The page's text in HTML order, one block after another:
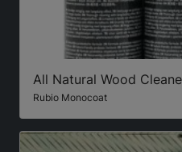
All Natural Wood
Rubio Monocoat